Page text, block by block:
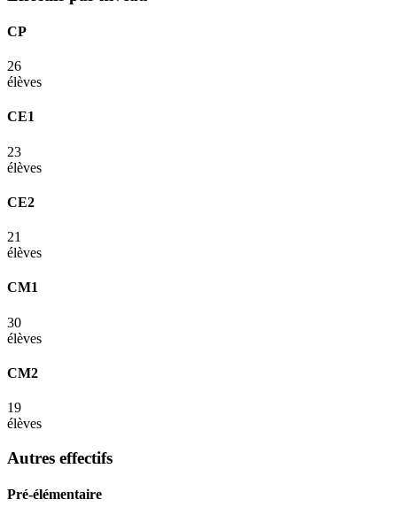
CP
26
élèves
CE1
23
élèves
CE2
21
élèves
CM1
30
élèves
CM2
19
élèves
Autres effectifs
Pré-élémentaire